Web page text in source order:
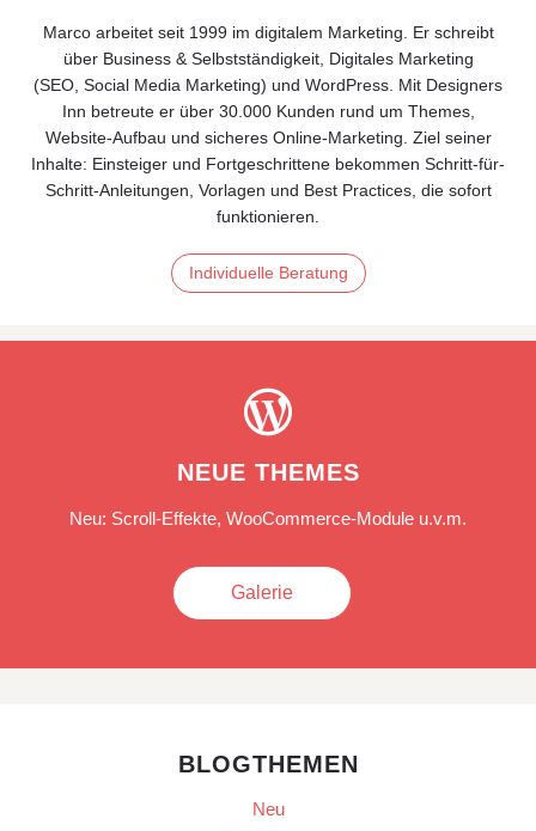
Marco arbeitet seit 1999 im digitalem Marketing. Er schreibt
über Business & Selbstständigkeit, Digitales Marketing
(SEO Social Media Marketing) und WordPress . Mit Designers
Inn betreute er über 30.000 Kunden rund um Themes,
Website‑Aufbau und sicheres Online‑Marketing. Ziel seiner
Inhalte: Einsteiger und Fortgeschrittene bekommen Schritt-für-
Schritt-Anleitungen, Vorlagen und Best Practices, die sofort
funktionieren.
Individuelle Beratung

NEUE THEMES
Neu: Scroll-Effekte, WooCommerce-Module u.v.m.
Galerie
BLOGTHEMEN
Neu